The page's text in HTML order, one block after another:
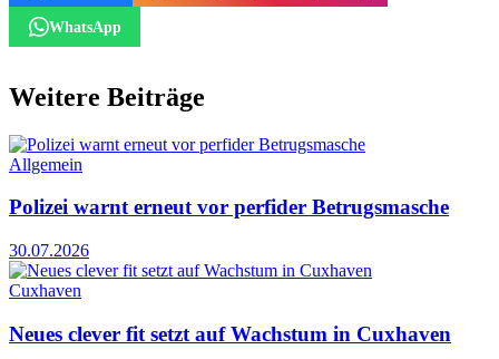
WhatsApp
Weitere Beiträge
Allgemein
Polizei warnt erneut vor perfider Betrugsmasche
30.07.2026
Cuxhaven
Neues clever fit setzt auf Wachstum in Cuxhaven